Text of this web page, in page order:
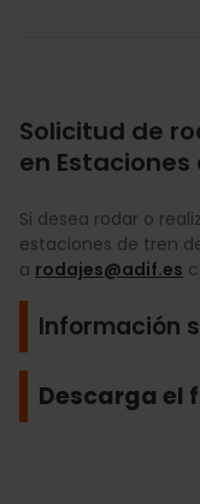
Solicitud de
en Estaciones
Si desea rodar o
estaciones de tren
a rodajes@adif.es
Información
Descarga el